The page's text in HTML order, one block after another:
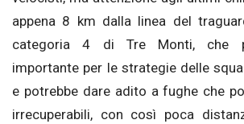
appena 8 km dalla linea del
categoria 4 di Tre Monti, che
importante per le strategie delle
e potrebbe dare adito a fughe che
irrecuperabili, con così poca